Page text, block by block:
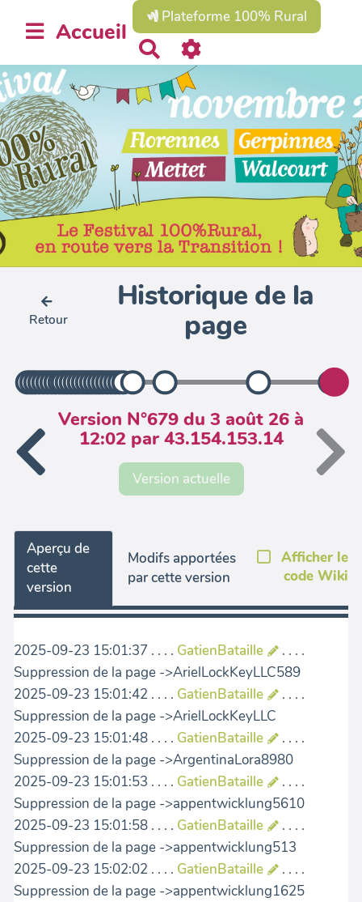
Accueil
Plateforme 100% Rural
e
c
h
e
r
c
r
Retour
Historique de la
page
Version N°679 du 3 août 26 à
12:02 par 43.154.153.14
Version actuelle
Aperçu de
cette
version
Modifs apportées
par cette version
Afficher le
code Wiki